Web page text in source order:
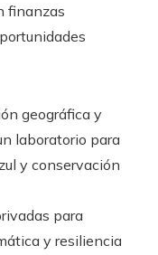
finanzas
geográfica y
laboratorio para
y conservación
para
y resiliencia